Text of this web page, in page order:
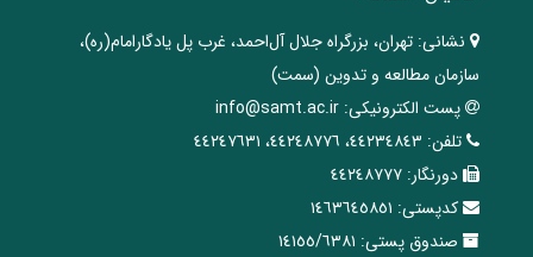
نشانی: تهران، ‌بزرگراه ‌جلال آل‌احمد، غرب پل يادگار‌امام(ره)‌،
سازمان مطالعه و تدوین‌ (سمت)
پست الکترونیکی: info@samt.ac.ir
تلفن: ٤٤٢٣٤٨٤٣، ٤٤٢٤٨٧٧٦، ٤٤٢٤٧٦٣١
دورنگار: ٤٤٢٤٨٧٧٧
کدپستی: ١٤٦٣٦٤٥٨٥١
صندوق پستی: ١٤١٥٥/٦٣٨١